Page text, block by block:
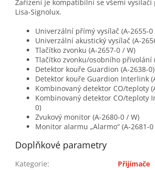
Zařízení je kompatibilní se všemi
Lisa-Signolux.
Univerzální přímý vysílač (A-2655-0
Univerzální akustický vysílač (A-
Tlačítko zvonku (A-2657-0 / W)
Tlačítko zvonku/osobního přivolání
Detektor kouře Guardion (A-2638-0)
Detektor kouře Guardion Interlink
Kombinovaný detektor CO/teploty
Kombinovaný detektor CO/teploty
0)
Zvukový monitor (A-2680-0 / W)
Monitor alarmu „Alarmo“ (A-2681-0
Doplňkové parametry
Kategorie:
Přijímače